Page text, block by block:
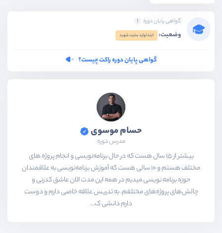
گواهی پایان دوره
وضعیت: ابتدا وارد سایت شوید
گواهی پایان دوره راکت چیست؟
حسام موسوی
مدرس دوره
بیشتر از ۱۵ سال هست که در حال برنامه‌نویسی و انجام پروژه های
مختلف هستم و ۱۰ سالی هست که آموزش برنامه‌نویسی به علاقمندان
حوزه برنامه نویسی میدیم در همه این مدت الان عاشق کدزنی و
چالش‌های پروژه‌های مختلفم. به تدریس علاقه خاصی دارم و دوست
دارم دانشی ک...